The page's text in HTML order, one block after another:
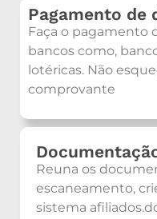
Pagamento de
Faça o pagamento
bancos como,
lotéricas. Não
comprovante
Reuna os
escaneamento,
sistema